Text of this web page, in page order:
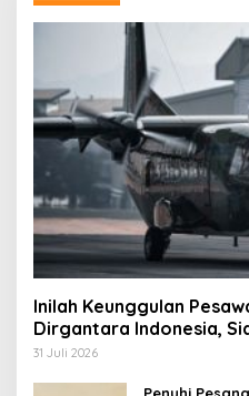
Inilah Keunggulan
Dirgantara Indonesia,
Operasi TNI
31 Juli 2026
Penuhi